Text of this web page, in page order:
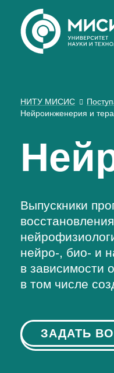
НИТУ МИСИС
Нейроинженерия и
Выпускники
нейро-, био- и
в зависимости
в том числе
ЗАДАТЬ